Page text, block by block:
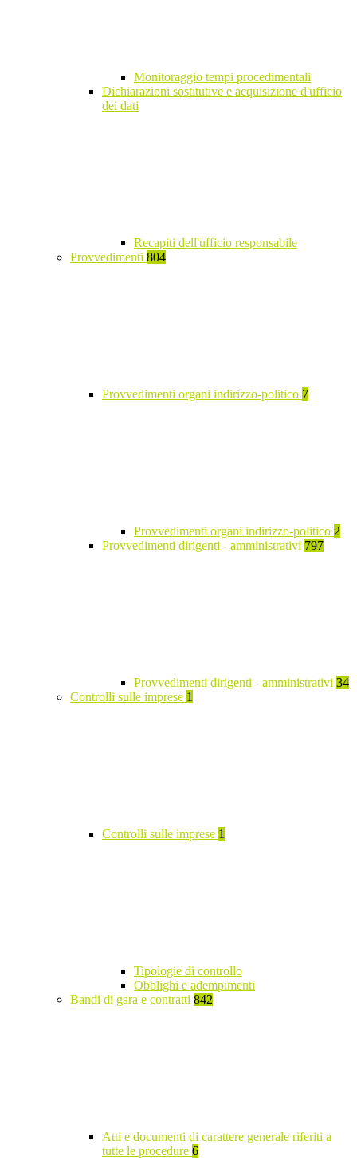
Monitoraggio tempi procedimentali
Dichiarazioni sostitutive e acquisizione d'ufficio
dei dati
Recapiti dell'ufficio responsabile
Provvedimenti 804
Provvedimenti organi indirizzo-politico 7
Provvedimenti organi indirizzo-politico 2
Provvedimenti dirigenti - amministrativi 797
Provvedimenti dirigenti - amministrativi 34
Controlli sulle imprese 1
Controlli sulle imprese 1
Tipologie di controllo
Obblighi e adempimenti
Bandi di gara e contratti 842
Atti e documenti di carattere generale riferiti a
tutte le procedure 6